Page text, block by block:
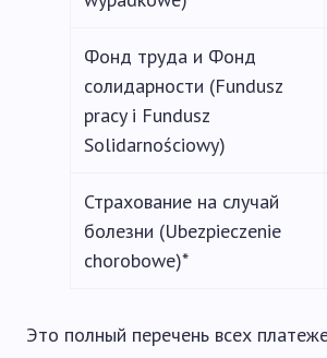
Фонд труда и Фонд
солидарности (Fundusz
pracy i Fundusz
Solidarnościowy)
Страхование на случай
болезни (Ubezpieczenie
chorobowe)*
Это полный перечень всех